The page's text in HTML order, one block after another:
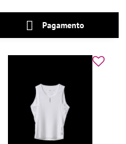
Pagamento